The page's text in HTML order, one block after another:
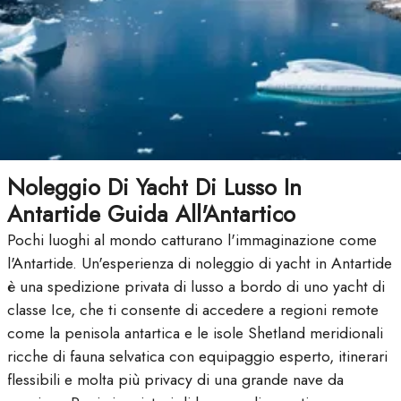
Noleggio Di Yacht Di Lusso In
Antartide Guida All'Antartico
Pochi luoghi al mondo catturano l'immaginazione come
l'Antartide. Un'esperienza di noleggio di yacht in Antartide
è una spedizione privata di lusso a bordo di uno yacht di
classe Ice, che ti consente di accedere a regioni remote
come la penisola antartica e le isole Shetland meridionali
ricche di fauna selvatica con equipaggio esperto, itinerari
flessibili e molta più privacy di una grande nave da